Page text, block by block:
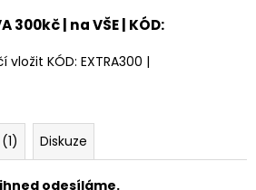
300kč | na VŠE | KÓD:
KÓD: EXTRA300 |
Diskuze
odesíláme.